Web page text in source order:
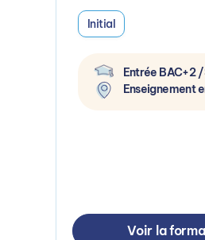
Initial
Entrée BAC+2
Enseignement
Voir la